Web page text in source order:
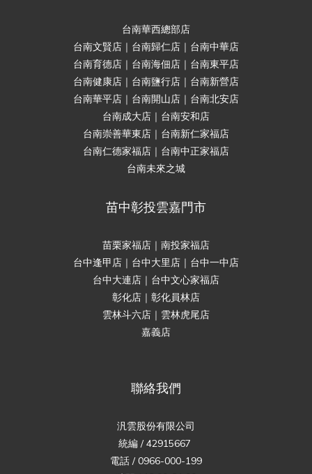
台南華西總部店
台南文賢店｜台南歸仁店｜台南中華店
台南育德店｜台南海佃店｜台南東平店
台南健康店｜台南鹽行店｜台南新營店
台南華平店｜台南開山店｜台南北安店
台南成大店｜台南安和店
台南崇善華東店｜台南新仁家福店
台南仁德家福店｜台南中正家福店
台南未來之城
苗中彰投雲嘉門市
苗栗家福店｜南投家福店
台中逢甲店｜台中大里店｜台中一中店
台中大連店｜台中文心家福店
彰化店｜彰化員林店
雲林斗六店｜雲林虎尾店
嘉義店
聯絡我們
汎雲股份有限公司
統編 / 42915667
電話 / 0966-000-199